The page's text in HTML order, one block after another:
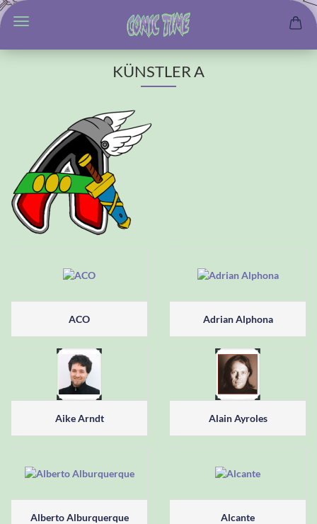
KÜNSTLER A
ACO Adrian Alphona
Aike Arndt Alain Ayroles
Alberto Alburquerque Alcante